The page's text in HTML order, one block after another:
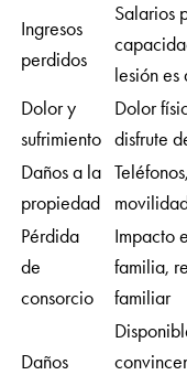
Ingresos
perdidos
Salarios
lesión
Dolor y
sufrimiento
Dolor
disfrute
Daños a la
propiedad
Pérdida
de
consorcio
Impacto
familia,
familiar
Daños